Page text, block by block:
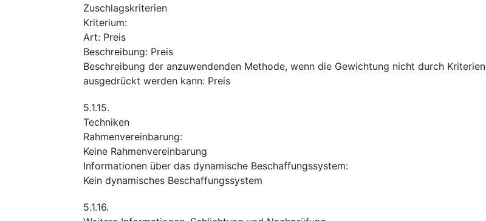
Zuschlagskriterien
Kriterium:
Art: Preis
Beschreibung: Preis
Beschreibung der anzuwendenden Methode, wenn die Gewichtung nicht durch Kriterien
ausgedrückt werden kann: Preis
5.1.15.
Techniken
Rahmenvereinbarung:
Keine Rahmenvereinbarung
Informationen über das dynamische Beschaffungssystem:
Kein dynamisches Beschaffungssystem
5.1.16.